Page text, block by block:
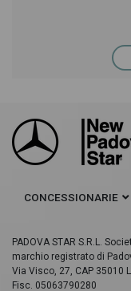
CONCESSIONARIE
PADOVA STAR S.R.L.
marchio registrato di
Via Visco, 27, CAP 35010
Fisc. 05063790280